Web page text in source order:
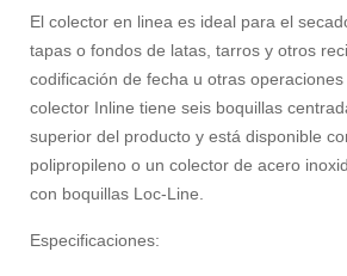
El colector en linea es ideal para el
tapas o fondos de latas, tarros y otros
codificación de fecha u otras
colector Inline tiene seis boquillas
superior del producto y está disponible
polipropileno o un colector de acero
con boquillas Loc-Line.
Especificaciones: